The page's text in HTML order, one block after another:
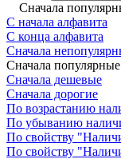
Сначала
С начала алфавита
С конца алфавита
Сначала
Сначала популярные
Сначала дешевые
Сначала дорогие
По возрастанию
По убыванию
По свойству
По свойству